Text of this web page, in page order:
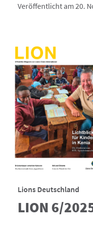
Veröffentlicht am 20.
Lions Deutschland
LION 6/